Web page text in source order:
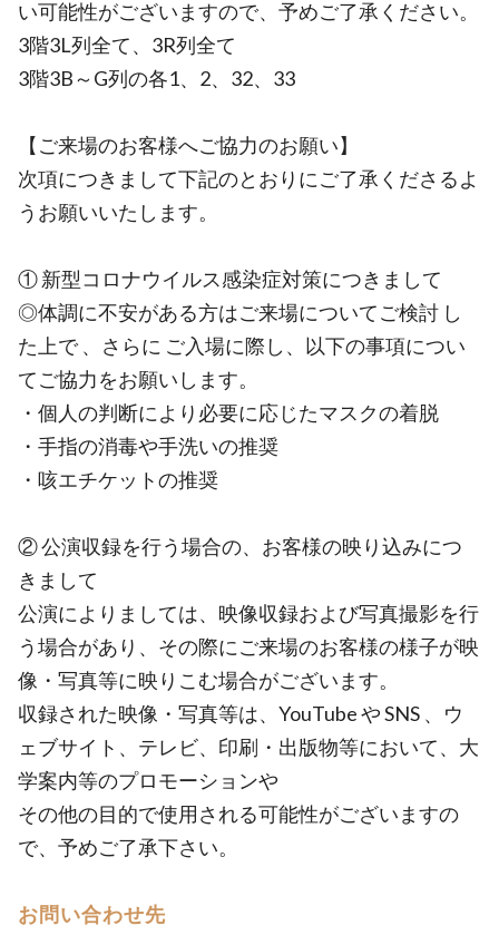
い可能性がございますので、予めご了承ください。
3階3L列全て、3R列全て
3階3B～G列の各1、2、32、33
【ご来場のお客様へご協力のお願い】
次項につきまして下記のとおりにご了承くださるよ
うお願いいたします。
① 新型コロナウイルス感染症対策につきまして
◎体調に不安がある方はご来場についてご検討 し
た上で 、さらに ご入場に際し、以下の事項につい
てご協力をお願いします。
・個人の判断により必要に応じたマスクの着脱
・手指の消毒や手洗いの推奨
・咳エチケットの推奨
② 公演収録を行う場合の、お客様の映り込みにつ
きまして
公演によりましては、映像収録および写真撮影を行
う場合があり、その際にご来場のお客様の様子が映
像・写真等に映りこむ場合がございます。
収録された映像・写真等は、YouTube や SNS 、ウ
ェブサイト、テレビ、印刷・出版物等において、大
学案内等のプロモーションや
その他の目的で使用される可能性がございますの
で、予めご了承下さい。
お問い合わせ先